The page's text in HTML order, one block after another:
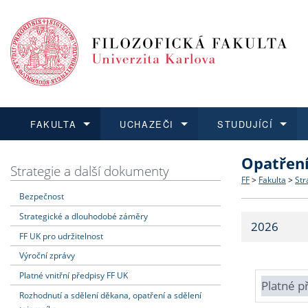
FAKULTA
Dozvědět se více
Struktura
Strategie
Fakultní
UCHAZEČI
Podat přihlášku
Co
Učitelské
STUDUJÍCÍ
Dozvědět se více
Dozvědět se více
O vědě a
Dozvědět se více
Aktuální
Strategie a další dokumenty
Bezpečnost
Strategické a dlouhodobé záměry
FF UK pro udržitelnost
Výroční zprávy
Platné vnitřní předpisy FF UK
Rozhodnutí a sdělení děkana, opatření a sdělení
FF > Fakulta >
2026
Platné